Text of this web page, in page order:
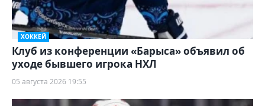
ХОККЕЙ
Клуб из конференции «Барыса» объявил об
уходе бывшего игрока НХЛ
05 августа 2026 19:55